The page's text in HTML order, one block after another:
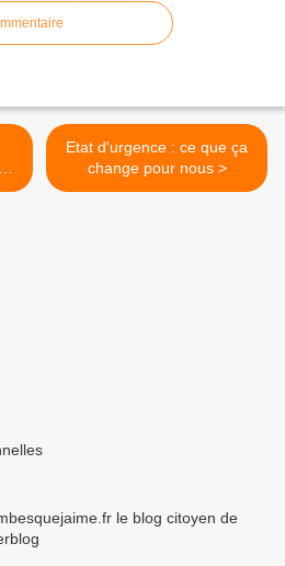
Etat d'urgence : ce que ça
change pour nous >
le blog citoyen de